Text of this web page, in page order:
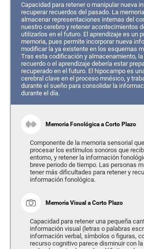
Capacidad para retener o manipular nueva
recuperar recuerdos del pasado. La
almacenar representaciones internas del
nuestro cerebro y retener acontecimientos
utilizarlos en el futuro. El aprendizaje es un
memoria, pues permite incorporar nueva
modificar la ya existente en los esquemas
Tras esta codificación y almacenamiento,
recuerdo o el aprendizaje debería estar
recuperado en el futuro. El hipocampo es
cerebral clave en el proceso mnésico, y
durante el sueño para consolidar la
durante el día.
Memoria Fonológica a Corto Plazo
Componente de la memoria sensorial
procesar los estímulos sonoros que
entorno, y retener la información
breve periodo de tiempo. Las personas
tener más dificultades para retener y
información fonológica.
Memoria Visual a Corto Plazo
Capacidad para retener una pequeña
información visual (letras o palabras
información verbal, símbolos o figuras,
recurso cognitivo parece disminuir con